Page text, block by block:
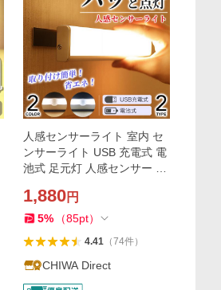
人感センサーライト 室内 セ
ンサーライト USB 充電式 電
池式 足元灯 人感センサー フ
外 マグネット 照明
1,880円
5% （85pt）
4.41（74件）
CHIWA Direct